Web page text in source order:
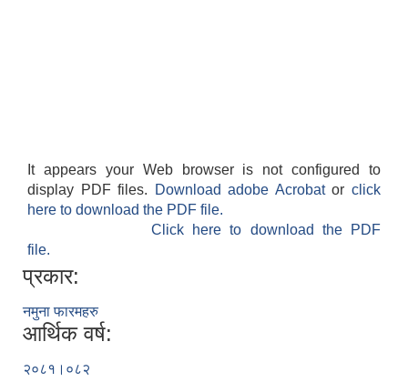
It appears your Web browser is not configured to
display PDF files.
Download adobe Acrobatorclick
here to download the PDF file.
Click here to download the PDF
file.
प्रकार:
नमुना फारमहरु
आर्थिक वर्ष:
२०८१।०८२